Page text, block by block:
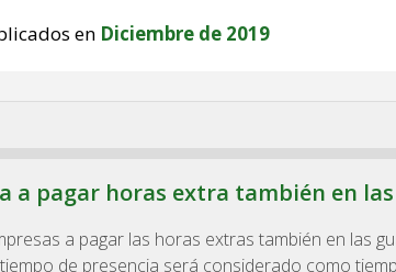
en Diciembre de 2019
a pagar horas extra también en
a pagar las horas extras también en las
de presencia será considerado como